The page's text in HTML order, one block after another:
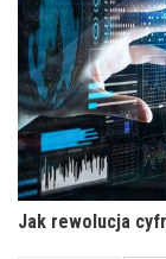
Jak rewolucja